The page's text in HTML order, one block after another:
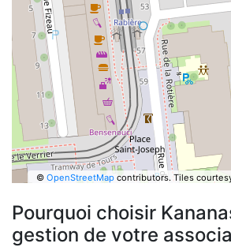
© OpenStreetMapcontributors. Tiles
Pourquoi choisir
gestion de votre